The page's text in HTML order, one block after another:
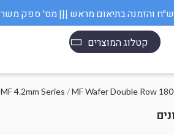
קטלוג המוצרים
MF 4.2mm Series /MF Wafer Double Row 180